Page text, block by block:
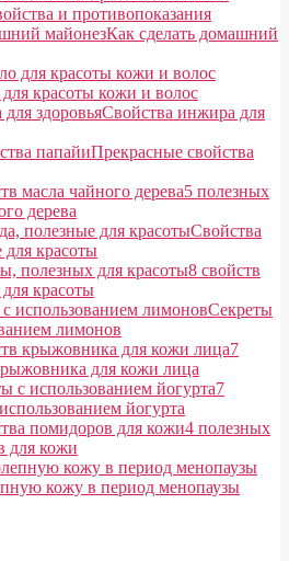
и противопоказания
Как сделать домашний
красоты кожи и волос
Свойства инжира для
Прекрасные свойства
5 полезных
дерева
Свойства
для красоты
8 свойств
красоты
Секреты
лимонов
7
для кожи лица
7
йогурта
4 полезных
для кожи
кожу в период менопаузы